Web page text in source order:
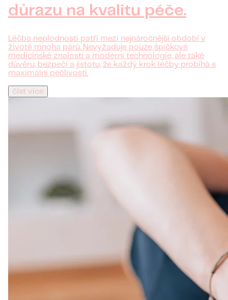
důrazu na kvalitu péče.
Léčba neplodnosti patří mezi nejnáročnější období v
životě mnoha párů. Nevyžaduje pouze špičkové
medicínské znalosti a moderní technologie, ale také
důvěru, bezpečí a jistotu, že každý krok léčby probíhá s
maximální pečlivostí.
číst více